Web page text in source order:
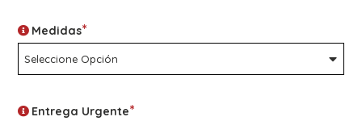
Medidas*
Entrega Urgente*